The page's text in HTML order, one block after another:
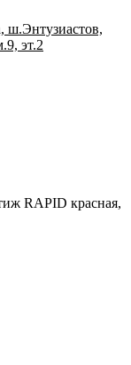
ш.Энтузиастов,
эт.2
RAPID красная,